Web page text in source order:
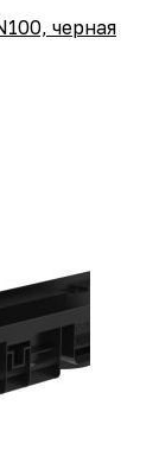
черная